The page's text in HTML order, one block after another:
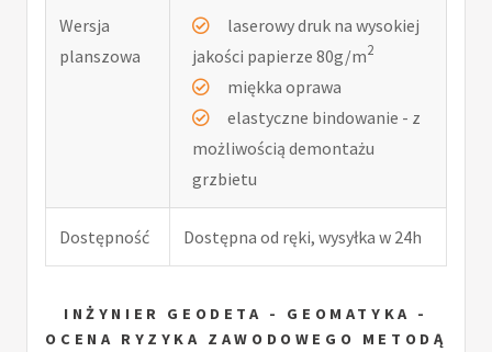
Wersja
planszowa
laserowy druk na wysokiej
jakości papierze 80g/m2
miękka oprawa
elastyczne bindowanie - z
możliwością demontażu
grzbietu
Dostępność Dostępna od ręki, wysyłka w 24h
INŻYNIER GEODETA - GEOMATYKA -
OCENA RYZYKA ZAWODOWEGO METODĄ